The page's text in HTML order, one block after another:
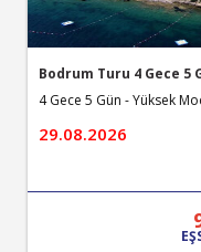
Bodrum Turu 4 Gece 5
4 Gece 5 Gün - Yüksek
29.08.2026